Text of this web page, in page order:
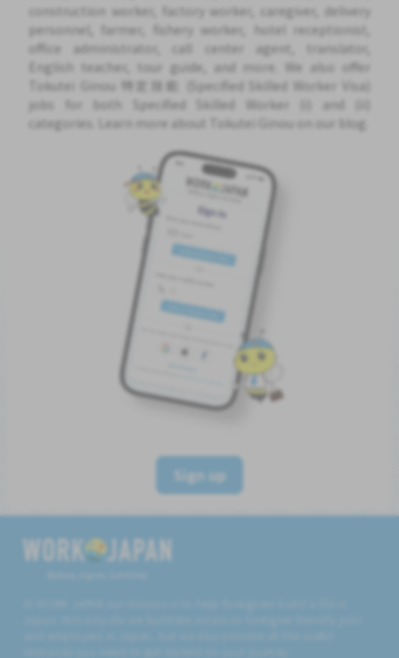
construction worker, factory worker, caregiver, delivery
personnel, farmer, fishery worker, hotel receptionist,
office administrator, call center agent, translator,
English teacher, tour guide, and more. We also offer
Tokutei Ginou 特定技能 (Specified Skilled Worker Visa)
jobs for both Specified Skilled Worker (i) and (ii)
categories. Learn more about Tokutei Ginou on our blog.
Sign up